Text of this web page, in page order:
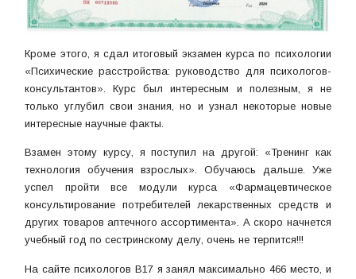
Кроме этого, я сдал итоговый экзамен курса по психологии
«Психические расстройства: руководство для психологов-
консультантов». Курс был интересным и полезным, я не
только углубил свои знания, но и узнал некоторые новые
интересные научные факты.
Взамен этому курсу, я поступил на другой: «Тренинг как
технология обучения взрослых». Обучаюсь дальше. Уже
успел пройти все модули курса «Фармацевтическое
консультирование потребителей лекарственных средств и
других товаров аптечного ассортимента». А скоро начнется
учебный год по сестринскому делу, очень не терпится!!!
На сайте психологов B17 я занял максимально 466 место, и